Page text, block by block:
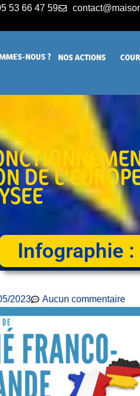
53 66 47 59
NOUS ? NOS ACTIONS
DE
Infographie
2023 Aucun commentaire